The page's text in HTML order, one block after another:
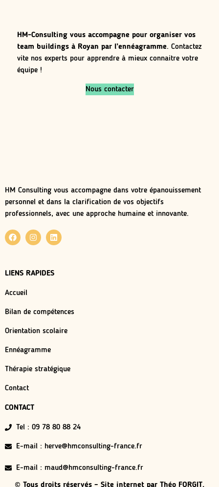
HM-Consulting vous accompagne pour organiser vos
team buildings à Royan par l’ennéagramme. Contactez
vite nos experts pour apprendre à mieux connaitre votre
équipe !
Nous contacter
HM Consulting vous accompagne dans votre épanouissement
personnel et dans la clarification de vos objectifs
professionnels, avec une approche humaine et innovante.
LIENS RAPIDES
Accueil
Bilan de compétences
Orientation scolaire
Ennéagramme
Thérapie stratégique
Contact
CONTACT
Tel : 09 78 80 88 24
E-mail : herve@hmconsulting-france.fr
E-mail : maud@hmconsulting-france.fr
© Tous droits réservés – Site internet par Théo FORGIT.